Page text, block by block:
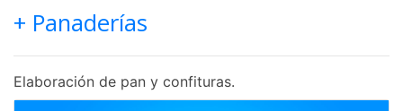
+ Panaderías
Elaboración de pan y confituras.